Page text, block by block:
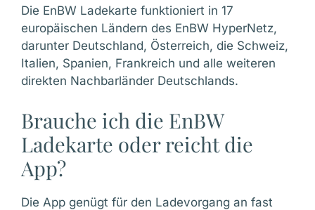
Die EnBW Ladekarte funktioniert in 17
europäischen Ländern des EnBW HyperNetz,
darunter Deutschland, Österreich, die Schweiz,
Italien, Spanien, Frankreich und alle weiteren
direkten Nachbarländer Deutschlands.
Brauche ich die EnBW
Ladekarte oder reicht die
App?
Die App genügt für den Ladevorgang an fast